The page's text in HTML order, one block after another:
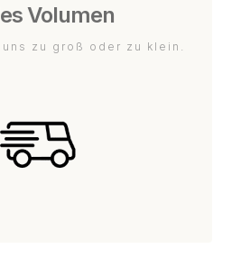
Volumen
zu groß oder zu klein.